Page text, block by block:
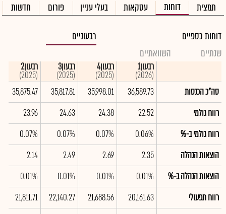
תמצית דוחות עסקאות בעלי עניין פורום חדשות
דוחות כספיים
רבעוניים
שנתיים
השוואתיים
רבעון1
(2026)
רבעון4
(2025)
רבעון3
(2025)
רבעון2
(2025)
סה"כ הכנסות
36,589.73
35,998.01
35,817.81
35,875.47
רווח גולמי
22.52
24.38
24.63
23.96
רווח גולמי ב-%
0.06%
0.07%
0.07%
0.07%
הוצאות הנהלה
2.35
2.69
2.49
2.14
הוצאות הנהלה ב-%
0.01%
0.01%
0.01%
0.01%
רווח תפעולי
20,161.63
21,688.56
22,140.27
21,811.71